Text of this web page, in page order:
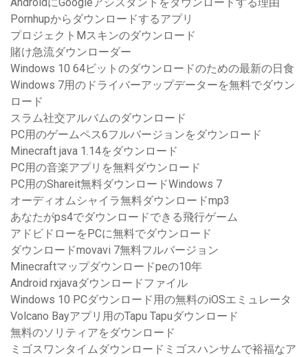
AndroidにGoogleアシスタントをダウンロードする理由
Pornhupからダウンロードするアプリ
プロジェクトMスキンのダウンロード
賭け急流ダウンローダー
Windows 10 64ビットのダウンロードのための最新の日食
Windows 7用のドライバーアップデーターを無料でダウン
ロード
スラム社交アルバムのダウンロード
PC用のゲームペス6フルバージョンをダウンロード
Minecraft java 1.14をダウンロード
PC用の音楽アプリを無料ダウンロード
PC用のShareit無料ダウンロードWindows 7
オーディオムシャイラ無料ダウンロードmp3
あなたがps4でダウンロードできる飛行ゲーム
アドビドローをPCに無料でダウンロード
ダウンロードmovavi 7無料フルバージョン
Minecraftマップダウンロードpeの10年
Android rxjavaダウンロードファイル
Windows 10 PCダウンロード用の無料のiOSエミュレータ
Volcano Bayアプリ用のTapu Tapuダウンロード
無料のソリティアをダウンロード
ミゴスワンタイムダウンロードミゴスハンサムで裕福なア